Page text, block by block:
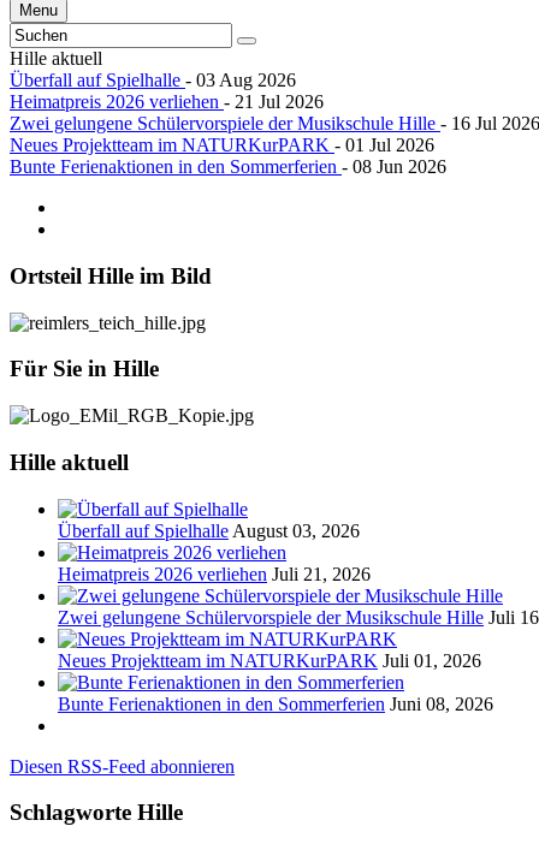
Menu
Hille aktuell
Überfall auf Spielhalle - 03 Aug 2026
Heimatpreis 2026 verliehen - 21 Jul 2026
Zwei gelungene Schülervorspiele der Musikschule Hille - 16 Jul 2026
Neues Projektteam im NATURKurPARK - 01 Jul 2026
Bunte Ferienaktionen in den Sommerferien - 08 Jun 2026
Ortsteil Hille im Bild
Für Sie in Hille
Hille aktuell
Überfall auf Spielhalle August 03, 2026
Heimatpreis 2026 verliehen Juli 21, 2026
Zwei gelungene Schülervorspiele der Musikschule Hille Juli
Neues Projektteam im NATURKurPARK Juli 01, 2026
Bunte Ferienaktionen in den Sommerferien Juni 08, 2026
Diesen RSS-Feed abonnieren
Schlagworte Hille